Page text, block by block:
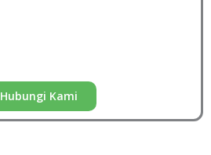
Hubungi Kami